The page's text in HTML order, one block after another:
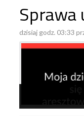
Sprawa
dzisiaj godz. 03:33